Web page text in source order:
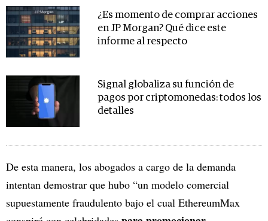
¿Es momento de comprar acciones
en JP Morgan? Qué dice este
informe al respecto
Signal globaliza su función de
pagos por criptomonedas: todos los
detalles
De esta manera, los abogados a cargo de la demanda
intentan demostrar que hubo “un modelo comercial
supuestamente fraudulento bajo el cual EthereumMax